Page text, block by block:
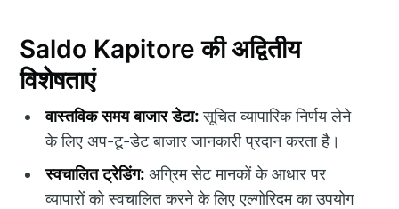
Saldo Kapitore की अद्वितीय
विशेषताएं
वास्तविक समय बाजार डेटा:सूचित व्यापारिक निर्णय लेने
के लिए अप-टू-डेट बाजार जानकारी प्रदान करता है।
स्वचालित ट्रेडिंग: अग्रिम सेट मानकों के आधार पर
व्यापारों को स्वचालित करने के लिए एल्गोरिदम का उपयोग